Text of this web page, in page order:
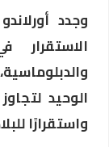
وجدد
الاستقرار
الوحيد
واستقرارًا